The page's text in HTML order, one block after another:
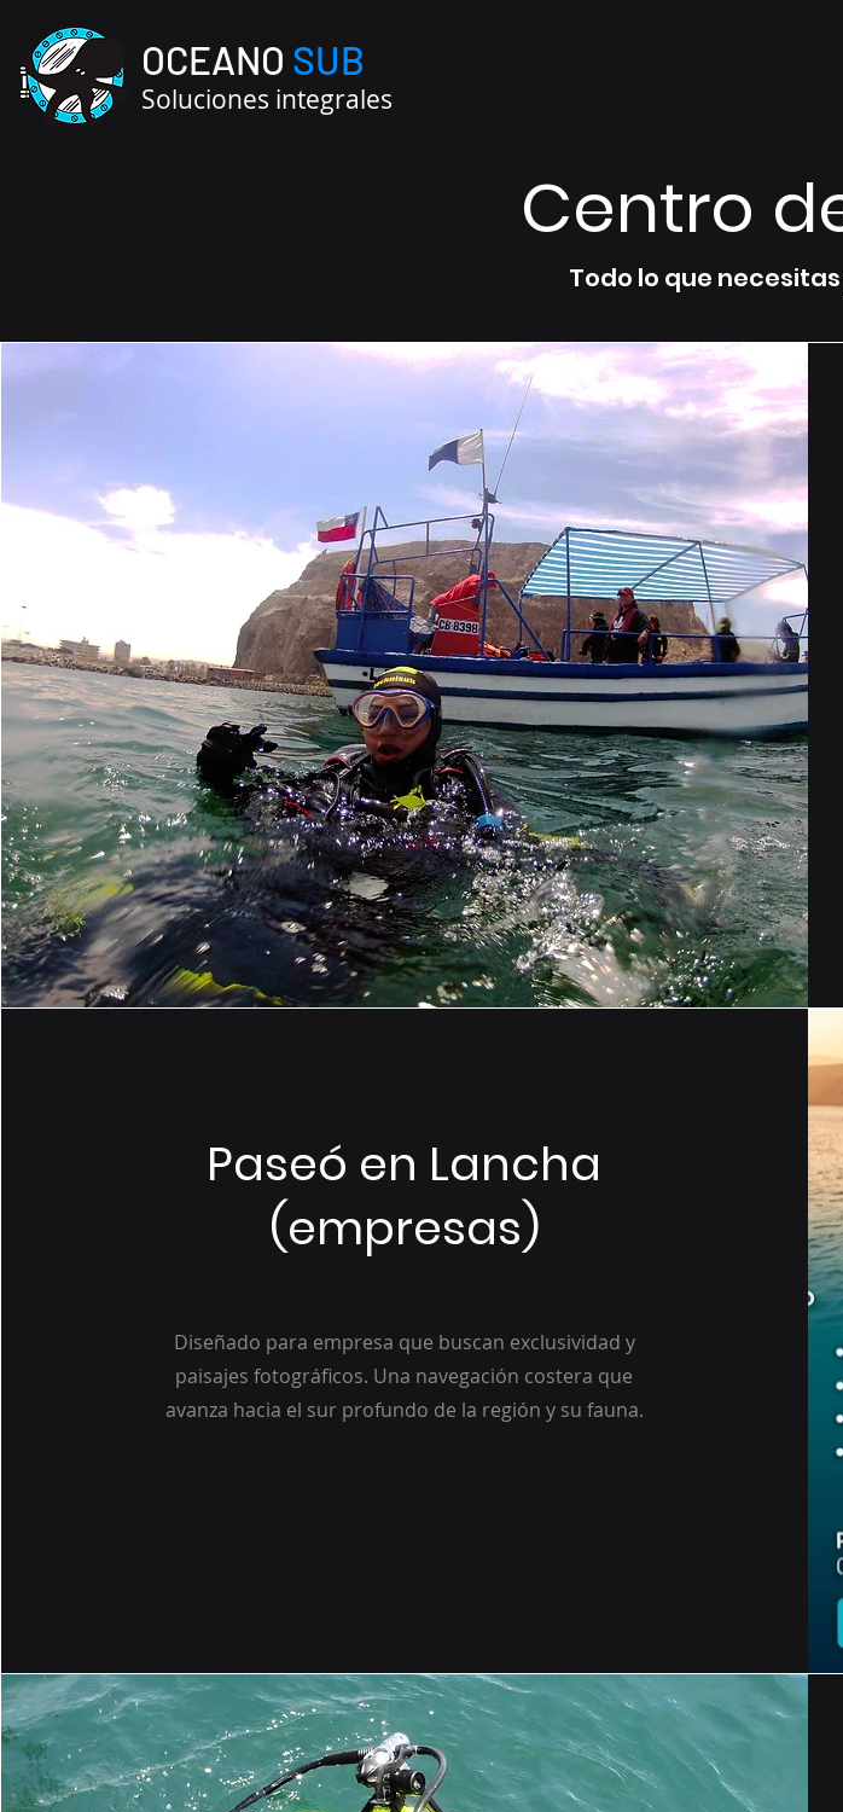
OCEANO SUB
Soluciones integrales
Centro
Todo lo que
Paseó en Lancha
(empresas)
Diseñado para empresa que buscan exclusividad y
paisajes fotográficos. Una navegación costera que
avanza hacia el sur profundo de la región y su fauna.